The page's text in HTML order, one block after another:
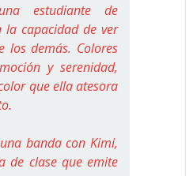
estudiante de
la capacidad de ver
los demás. Colores
y serenidad,
que ella atesora
banda con Kimi,
de clase que emite